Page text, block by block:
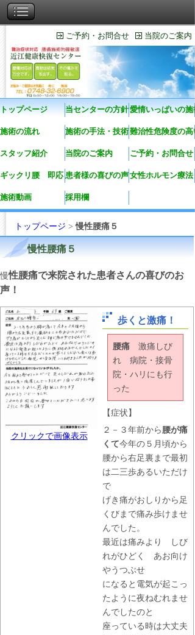
ご予約・お問合せ 当院のご案内
トップページ 当センターの方針愛情いっぱいの施
施術の流れ 施術の手法・技術難治性危険度の高
スタッフ紹介 当院のご案内 ご予約・お問合せ
ギックリ腰 即応 患者様の喜びの声女性ホルモン療法
施術動画 採用欄
トップページ >慢性腰痛５
慢性腰痛５
慢性腰痛で来院された患者さんの喜びのお
声！
クリックで画像表示
歩くと激痛！
腰痛 激痛しび
れ 病院・接骨
院・ハリにも行
った
【症状】
２－３年前から 腰が痛
くて今年の５月頃から
腰から右足裏まで最初
は二三歩あるいただけ
で
げき痛がおしりから足
くびまで痛み歩けませ
んでした。
最近は痛みより しび
れがひどく あお向け
やうつぶせ
になると電気が起こっ
たように夜ねむれませ
んでしたのと
座っている時は大丈夫